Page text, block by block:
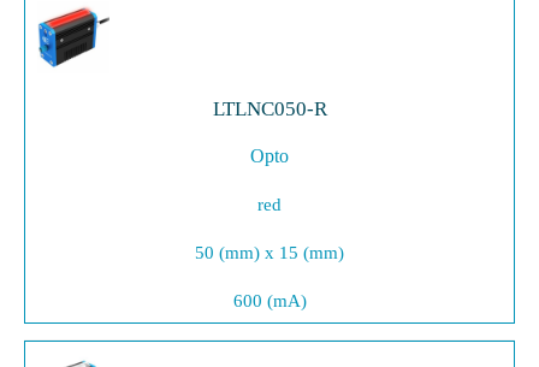
LTLNC050-R
Opto
red
50 (mm) x 15 (mm)
600 (mA)